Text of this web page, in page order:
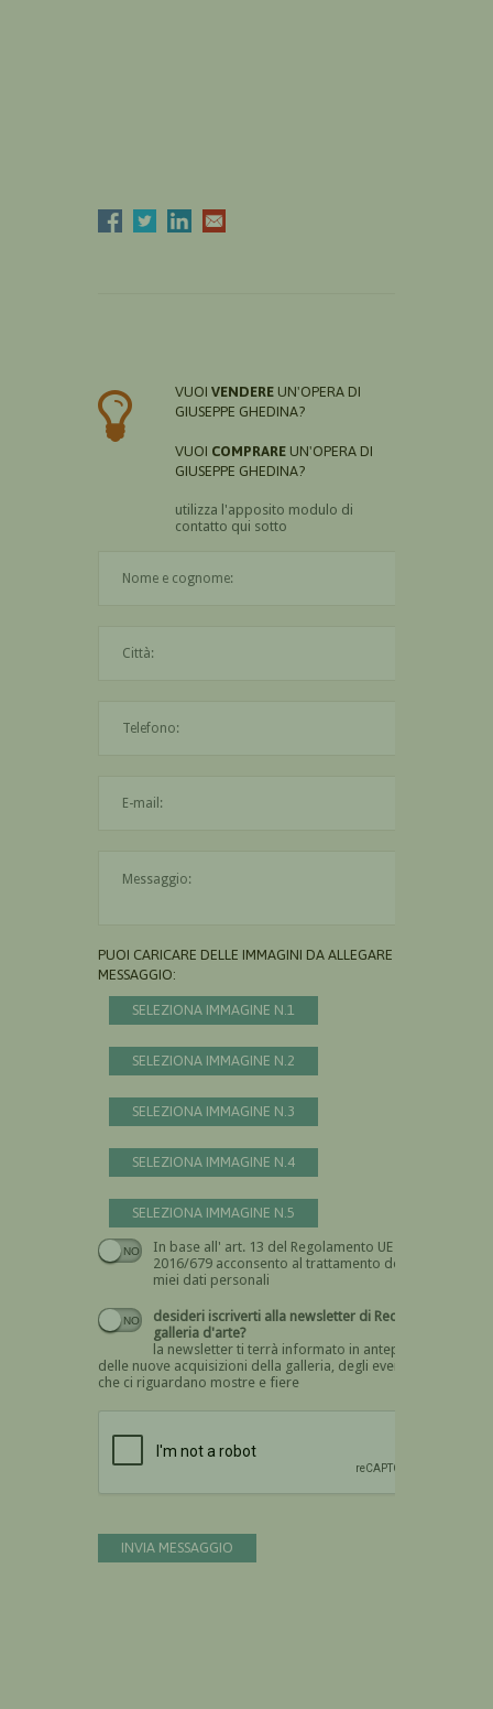
VUOI VENDERE UN'OPERA DI
GIUSEPPE GHEDINA?
VUOI COMPRARE UN'OPERA DI
GIUSEPPE GHEDINA?
utilizza l'apposito modulo di
contatto qui sotto
PUOI CARICARE DELLE IMMAGINI DA ALLEGARE AL
MESSAGGIO:
SELEZIONA IMMAGINE N.1
SELEZIONA IMMAGINE N.2
SELEZIONA IMMAGINE N.3
SELEZIONA IMMAGINE N.4
SELEZIONA IMMAGINE N.5
In base all' art. 13 del Regolamento UE n.
2016/679 acconsento al trattamento dei
miei dati personali
Devi dare il consenso
desideri iscriverti alla newsletter di Recta
galleria d'arte?
la newsletter ti terrà informato in anteprima
delle nuove acquisizioni della galleria, degli eventi
che ci riguardano mostre e fiere
INVIA MESSAGGIO